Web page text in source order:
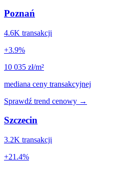
Poznań
4.6K transakcji
+3.9%
10 035 zł/m²
mediana ceny transakcyjnej
Sprawdź trend cenowy →
Szczecin
3.2K transakcji
+21.4%